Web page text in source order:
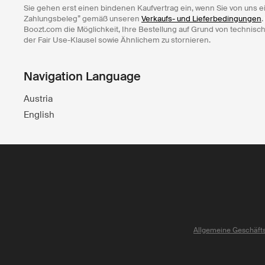
Sie gehen erst einen bindenen Kaufvertrag ein, wenn Sie von uns
Zahlungsbeleg” gemäß unseren Verkaufs- und Lieferbedingungen
Boozt.com die Möglichkeit, Ihre Bestellung auf Grund von
der Fair Use-Klausel sowie Ähnlichem zu stornieren.
Navigation Language
Austria
English
Allgemeine